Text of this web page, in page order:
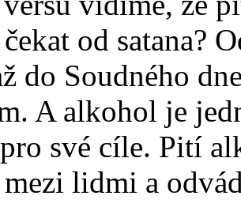
od satana?
do Soudného
A alkohol je
své cíle. Pití
lidmi a